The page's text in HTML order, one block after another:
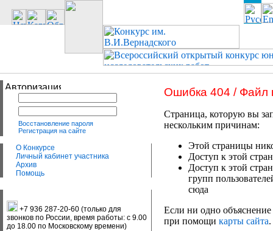
Восстановление пароля
Регистрация на сайте
О Конкурсе
Личный кабинет участника
Архив
Помощь
+7 936 287-20-60 (только для
звонков по России, время работы: с 9.00
до 18.00 по Московскому времени)
Ошибка 404 / Файл
Страница, которую вы
нескольким причинам:
Этой страницы
Доступ к этой
Доступ к этой
групп
сюда
Если ни одно объяснение
при помощи карты сайта.